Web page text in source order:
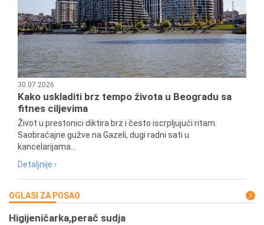
30.07.2026
Kako uskladiti brz tempo života u Beogradu sa
fitnes ciljevima
Život u prestonici diktira brz i često iscrpljujući ritam.
Saobraćajne gužve na Gazeli, dugi radni sati u
kancelarijama...
Detaljnije ›
OGLASI ZA POSAO
Higijeničarka,perač sudja